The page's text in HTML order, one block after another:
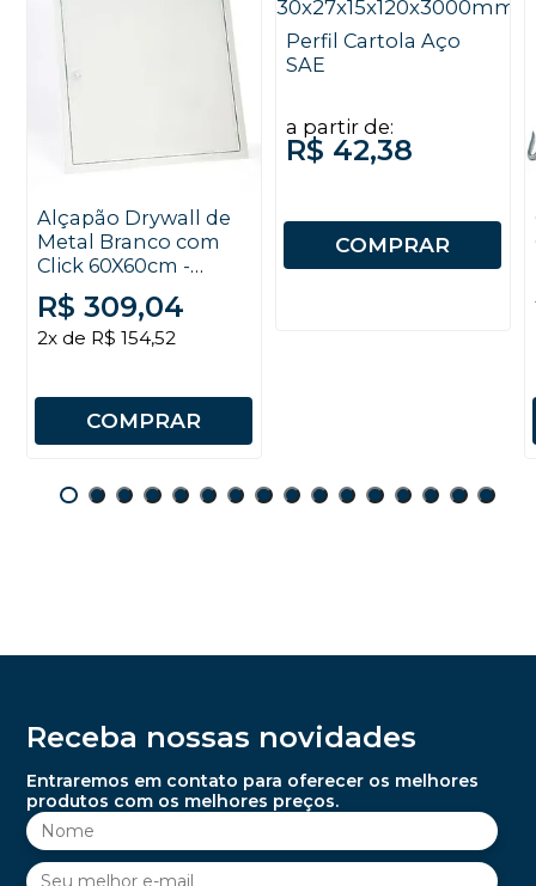
Alçapão Drywall de
Metal Branco com
Click 60X60cm -
Placo
R$ 309,04
2x de R$ 154,52
COMPRAR
Perfil Cartola Aço
SAE
a partir de:
R$ 42,38
COMPRAR
Receba nossas novidades
Entraremos em contato para oferecer os melhores
produtos com os melhores preços.